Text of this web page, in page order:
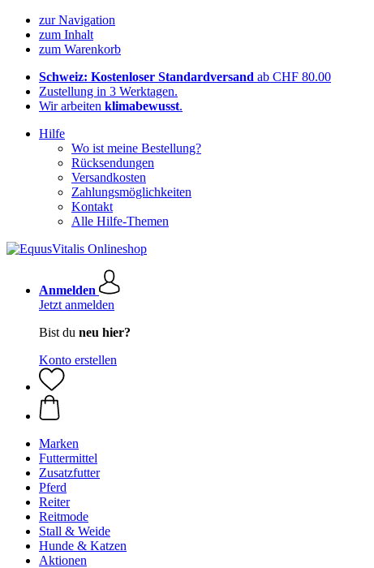
zur Navigation
zum Inhalt
zum Warenkorb
Schweiz: Kostenloser Standardversand ab CHF 80.00
Zustellung in 3 Werktagen.
Wir arbeiten klimabewusst.
Hilfe
Wo ist meine Bestellung?
Rücksendungen
Versandkosten
Zahlungsmöglichkeiten
Kontakt
Alle Hilfe-Themen
Anmelden
Jetzt anmelden
Bist du neu hier?
Konto erstellen
Marken
Futtermittel
Zusatzfutter
Pferd
Reiter
Reitmode
Stall & Weide
Hunde & Katzen
Aktionen